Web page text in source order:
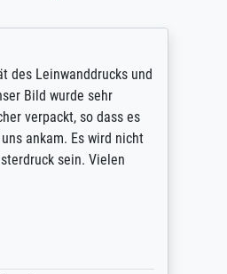
des Leinwanddrucks und
Bild wurde sehr
verpackt, so dass es
ankam. Es wird nicht
sein. Vielen